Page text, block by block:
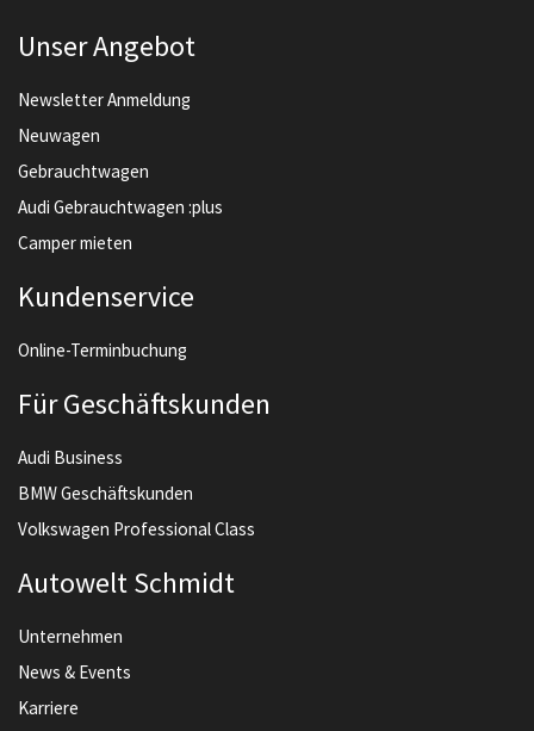
Unser Angebot
Newsletter Anmeldung
Neuwagen
Gebrauchtwagen
Audi Gebrauchtwagen :plus
Camper mieten
Kundenservice
Online-Terminbuchung
Für Geschäftskunden
Audi Business
BMW Geschäftskunden
Volkswagen Professional Class
Autowelt Schmidt
Unternehmen
News & Events
Karriere